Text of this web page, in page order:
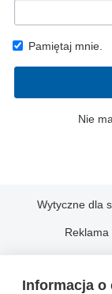
Informacja o
Pamiętaj mnie.
Nie
Wytyczne dla
Reklama